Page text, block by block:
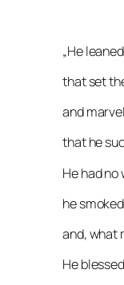
„He
that set
and
that he
He had
he
and, what
He